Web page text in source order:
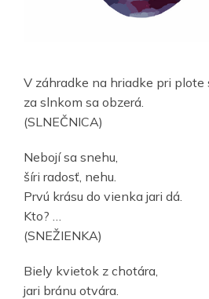
V záhradke na hriadke pri plote
za slnkom sa obzerá.
(SLNEČNICA)
Nebojí sa snehu,
šíri radosť, nehu.
Prvú krásu do vienka jari dá.
Kto? …
(SNEŽIENKA)
Biely kvietok z chotára,
jari bránu otvára.